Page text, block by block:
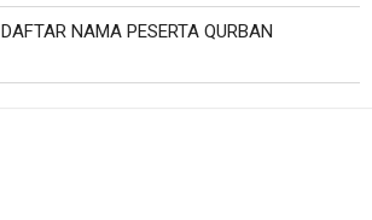
DAFTAR NAMA PESERTA QURBAN